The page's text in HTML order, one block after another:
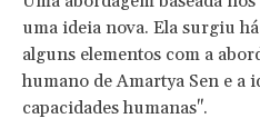
uma ideia nova. Ela surgiu
alguns elementos com a
humano de Amartya Sen e a
capacidades humanas".